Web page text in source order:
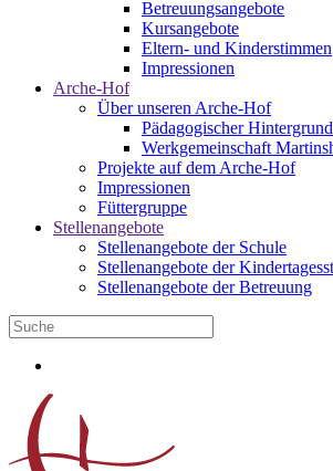
Betreuungsangebote
Kursangebote
Eltern- und Kinderstimmen
Impressionen
Arche-Hof
Über unseren Arche-Hof
Pädagogischer Hintergrund
Werkgemeinschaft
Projekte auf dem Arche-Hof
Impressionen
Füttergruppe
Stellenangebote
Stellenangebote der Schule
Stellenangebote der
Stellenangebote der Betreuung